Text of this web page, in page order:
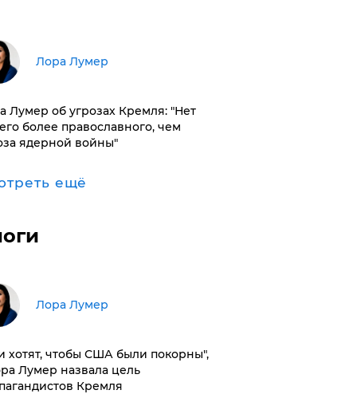
​Лора Лумер
Лумер об угрозах Кремля: "Нет
более православного, чем
ядерной войны"
ещё
​Лора Лумер
хотят, чтобы США были покорны",
Лумер назвала цель
Кремля